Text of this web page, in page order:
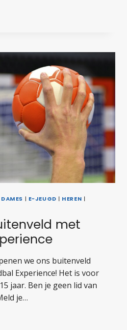
DAMES | E-JEUGD | HEREN |
met
we ons buitenveld
Experience! Het is voor
jaar. Ben je geen lid van
je…